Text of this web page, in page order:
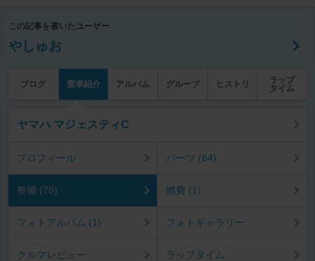
この記事を書いたユーザー
やしゅお
ブログ 愛車紹介 アルバム グループ ヒストリ
ラップ
タイム
ヤマハ マジェスティC
プロフィール パーツ (84)
整備 (78) 燃費 (1)
フォトアルバム (1) フォトギャラリー
クルマレビュー ラップタイム